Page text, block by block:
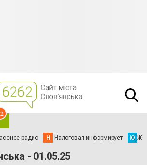
радио Н Налоговая информирует Ю
- 01.05.25